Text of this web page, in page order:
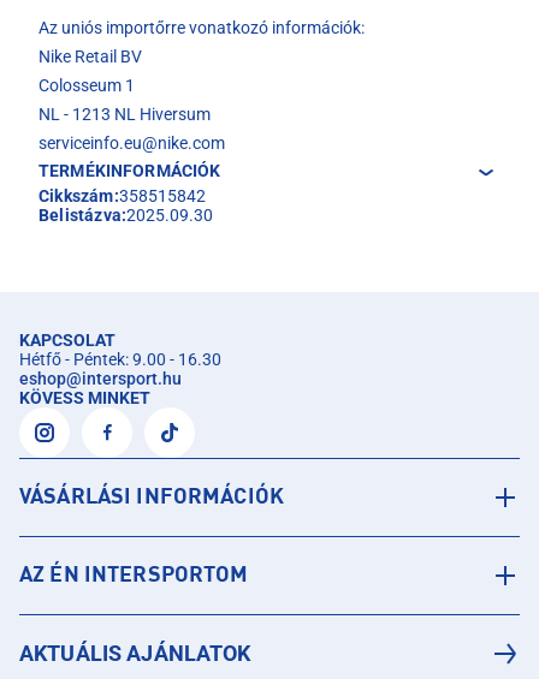
Az uniós importőrre vonatkozó információk:
Nike Retail BV
Colosseum 1
NL - 1213 NL Hiversum
serviceinfo.eu@nike.com
TERMÉKINFORMÁCIÓK
Cikkszám:358515842
Belistázva:2025.09.30
KAPCSOLAT
Hétfő - Péntek: 9.00 - 16.30
eshop@intersport.hu
KÖVESS MINKET
VÁSÁRLÁSI INFORMÁCIÓK
AZ ÉN INTERSPORTOM
AKTUÁLIS AJÁNLATOK